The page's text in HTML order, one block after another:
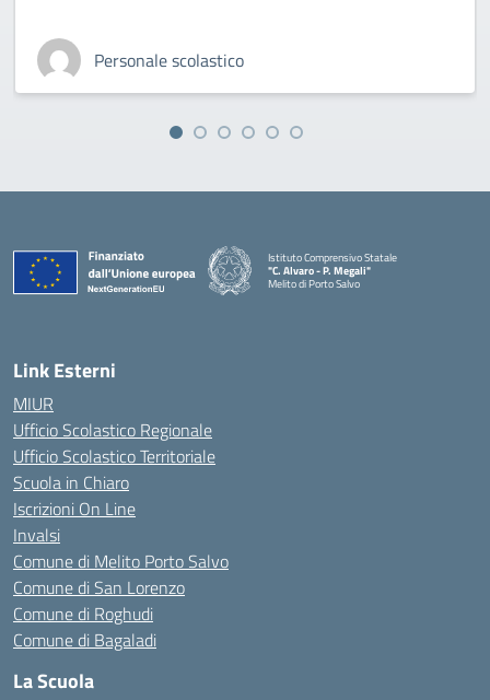
Personale scolastico
Istituto Comprensivo Statale
"C. Alvaro - P. Megali"
Melito di Porto Salvo
Link Esterni
MIUR
Ufficio Scolastico Regionale
Ufficio Scolastico Territoriale
Scuola in Chiaro
Iscrizioni On Line
Invalsi
Comune di Melito Porto Salvo
Comune di San Lorenzo
Comune di Roghudi
Comune di Bagaladi
La Scuola